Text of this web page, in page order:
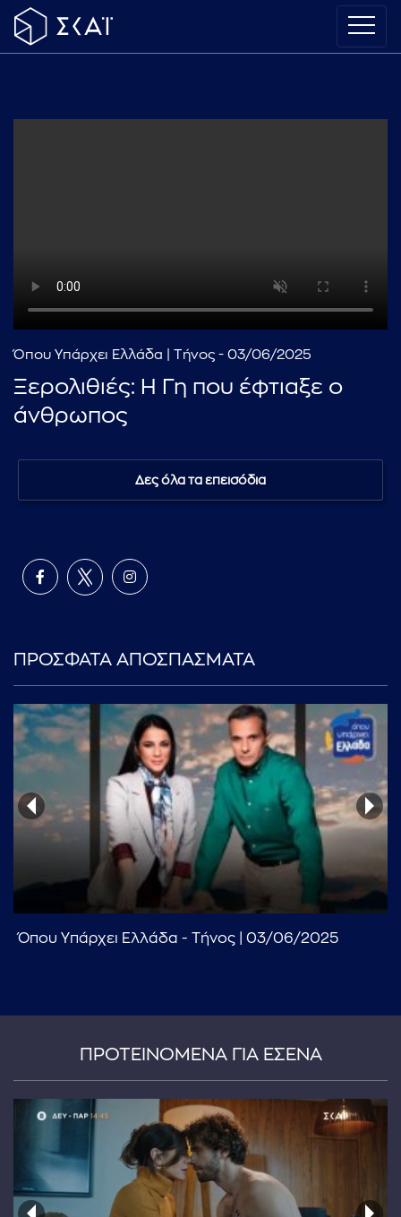
...πληκτρολογήστε κείμενο προς αναζήτηση
Όπου Υπάρχει Ελλάδα | Τήνος - 03/06/2025
Ξερολιθιές: Η Γη που έφτιαξε ο
άνθρωπος
Δες όλα τα επεισόδια
ΠΡΟΣΦΑΤΑ ΑΠΟΣΠΑΣΜΑΤΑ
Όπου Υπάρχει Ελλάδα - Τήνος | 03/06/2025
ΠΡΟΤΕΙΝΟΜΕΝΑ ΓΙΑ ΕΣΕΝΑ